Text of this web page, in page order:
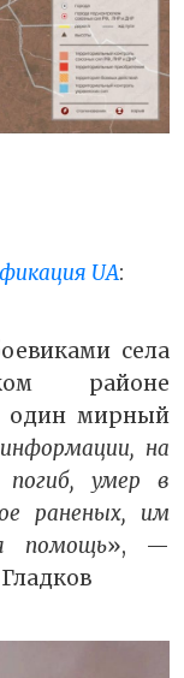
UA:
села
районе
один мирный
на
умер в
раненых, им
помощь», —